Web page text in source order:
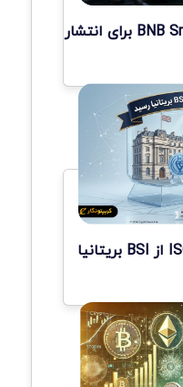
حمله سایبری با BNB Smart Chain برای انتشار
گواهینامه ISO BNB Chain از BSI بریتانیا